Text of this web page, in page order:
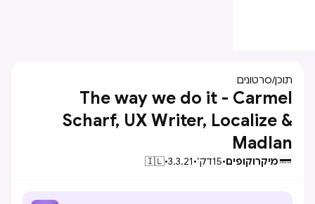
תוכן/סרטונים
The way we do it - Carmel
Scharf, UX Writer, Localize &
Madlan
מיקרוקופים•
15דק׳•
3.3.21
•
🇮🇱